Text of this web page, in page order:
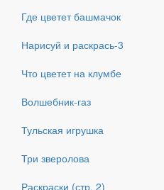
Где цветет башмачок
Нарисуй и раскрась-3
Что цветет на клумбе
Волшебник-газ
Тульская игрушка
Три зверолова
Раскраски (стр. 2)